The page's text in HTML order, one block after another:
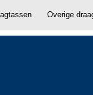
Overige